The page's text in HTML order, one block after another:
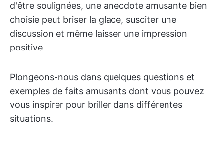
d'être soulignées, une anecdote amusante bien
choisie peut briser la glace, susciter une
discussion et même laisser une impression
positive.
Plongeons-nous dans quelques questions et
exemples de faits amusants dont vous pouvez
vous inspirer pour briller dans différentes
situations.